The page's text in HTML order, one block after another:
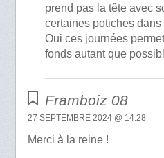
prend pas la tête avec
certaines potiches
Oui ces journées
fonds autant que
Framboiz 08
27 SEPTEMBRE 2024 @ 14:28
Merci à la reine !